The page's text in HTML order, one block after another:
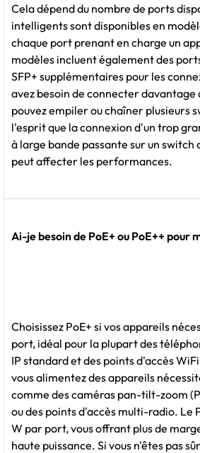
Cela dépend du nombre de ports
intelligents sont disponibles en
chaque port prenant en charge un
modèles incluent également des
SFP+ supplémentaires pour les
avez besoin de connecter davantage
pouvez empiler ou chaîner plusieurs
l'esprit que la connexion d'un trop
à large bande passante sur un
peut affecter les performances.
Ai-je besoin de PoE+ ou PoE++ pour
Choisissez PoE+ si vos appareils
port, idéal pour la plupart des
IP standard et des points d'accès
vous alimentez des appareils
comme des caméras pan-tilt-zoom
ou des points d'accès multi-radio. Le
W par port, vous offrant plus de
haute puissance. Si vous n'êtes pas